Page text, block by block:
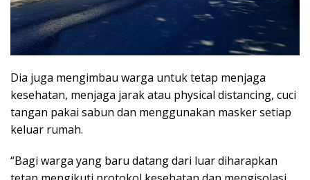
Dia juga mengimbau warga untuk tetap menjaga
kesehatan, menjaga jarak atau physical distancing, cuci
tangan pakai sabun dan menggunakan masker setiap
keluar rumah.
“Bagi warga yang baru datang dari luar diharapkan